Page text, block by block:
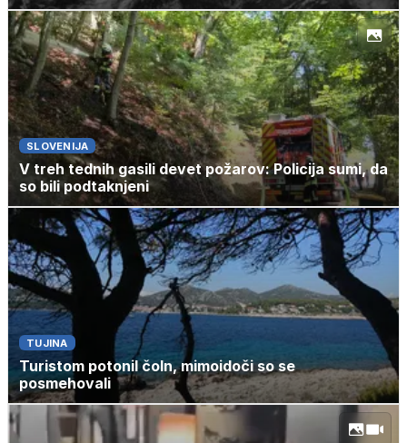
SLOVENIJA
V treh tednih gasili devet požarov: Policija sumi, da
so bili podtaknjeni
TUJINA
Turistom potonil čoln, mimoidoči so se
posmehovali